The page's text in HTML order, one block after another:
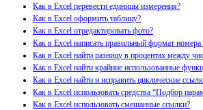
Как в Excel перевести единицы измерения?
Как в Excel оформить таблицу?
Как в Excel отредактировать фото?
Как в Excel написать правильный формат номера
Как в Excel найти разницу в процентах между
Как в Excel найти крайние использованные
Как в Excel найти и исправить циклические
Как в Excel использовать средства “Подбор
Как в Excel использовать смешанные ссылки?